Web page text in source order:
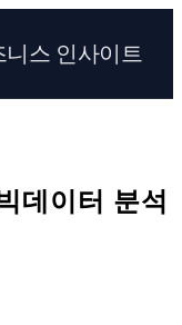
니스 인사이트
데이터 분석